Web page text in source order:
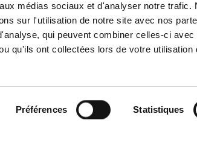
médias sociaux et d'analyser notre trafic.
sur l'utilisation de notre site avec nos
qui peuvent combiner celles-ci
qu'ils ont collectées lors de votre utilisation
Préférences Statistiques
Zeitplan